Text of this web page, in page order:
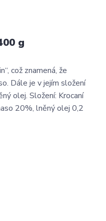
g
což znamená, že
Dále je v jejím složení
olej. Složení: Krocaní
20%, lněný olej 0,2